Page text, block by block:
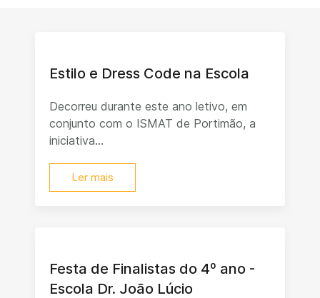
Estilo e Dress Code na Escola
Decorreu durante este ano letivo, em
conjunto com o ISMAT de Portimão, a
iniciativa...
Ler mais
Festa de Finalistas do 4º ano -
Escola Dr. João Lúcio